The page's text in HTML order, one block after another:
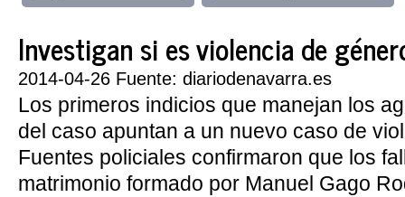
Investigan si es violencia de
2014-04-26 Fuente: diariodenavarra.es
Los primeros indicios que manejan los
del caso apuntan a un nuevo caso de
Fuentes policiales confirmaron que los
matrimonio formado por Manuel Gago